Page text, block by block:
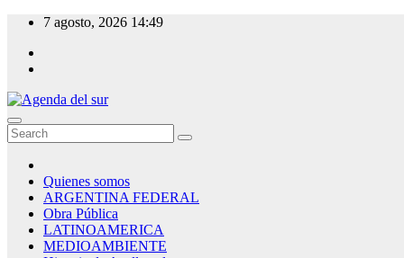
Skip
content
7 agosto, 2026 14:49
Agenda del sur
Quienes somos
ARGENTINA FEDERAL
Obra Pública
LATINOAMERICA
MEDIOAMBIENTE